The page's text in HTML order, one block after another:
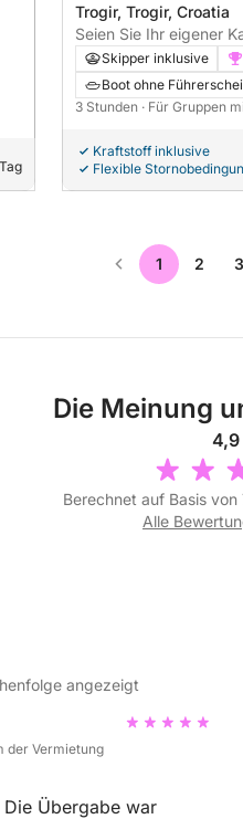
Trogir, Trogir, Croatia
Seien Sie Ihr eigener
Sonnenuntergangstour
Skipper inklusive
Boot ohne
3 Stunden · Für Gruppen
Kraftstoff inklusive
Flexible
1 2 3
Die Meinung
4,9
Berechnet auf Basis
Alle
angezeigt
der Vermietung
Übergabe war